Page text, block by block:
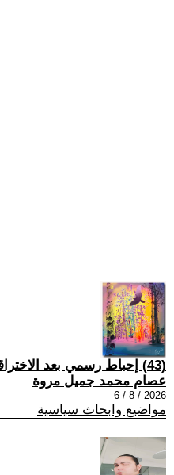
(43) إحباط رسمي بعد الاختراقات العدوانية بلا تبرير
عصام محمد جميل مروة
2026 / 8 / 6
مواضيع وابحاث سياسية